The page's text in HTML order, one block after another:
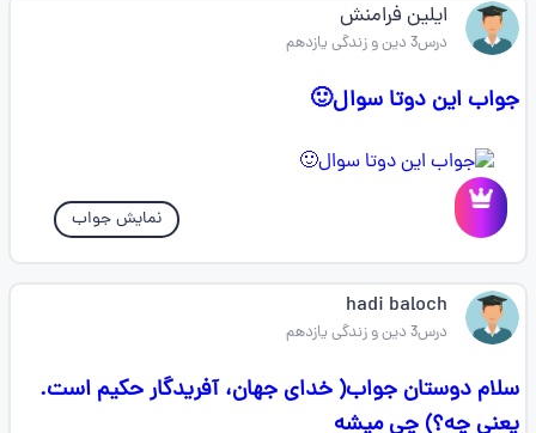
ایلین فرامنش
درس3 دین و زندگی یازدهم
جواب این دوتا سوال🙂
نمایش جواب
hadi baloch
درس3 دین و زندگی یازدهم
سلام دوستان جواب( خدای جهان، آفریدگار حکیم است.
یعنی چه؟) چی میشه